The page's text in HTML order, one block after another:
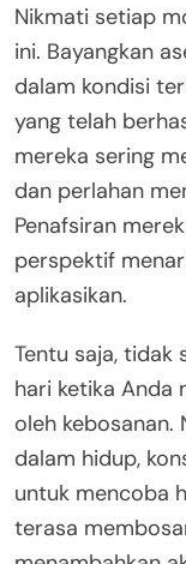
Nikmati setiap
ini. Bayangkan
dalam kondisi
yang telah
mereka sering
dan perlahan
Penafsiran
perspektif
aplikasikan.
Tentu saja, tidak
hari ketika Anda
oleh kebosanan.
dalam hidup,
untuk mencoba
terasa